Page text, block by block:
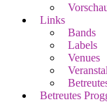
Links
Bands
Labels
Venues
Betreutes